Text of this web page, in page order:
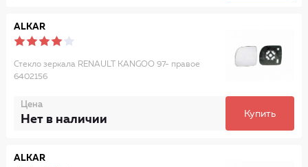
ALKAR
Стекло зеркала RENAULT KANGOO 97- правое
6402156
Цена
Нет в наличии Купить
ALKAR